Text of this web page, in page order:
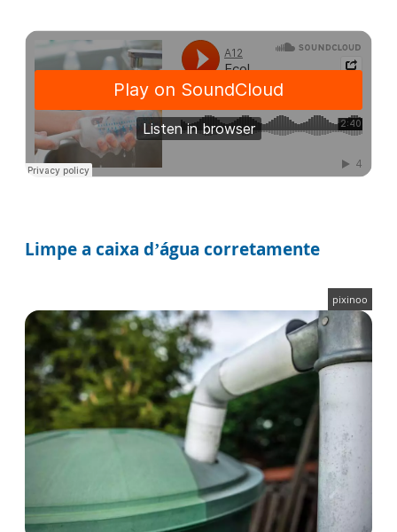
Limpe a caixa d’água corretamente
pixinoo